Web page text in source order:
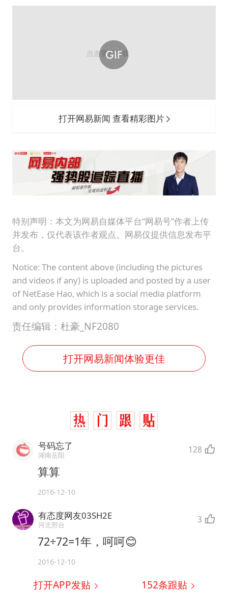
打开网易新闻 查看精彩图片
特别声明：本文为网易自媒体平台“网易号”作者上传
并发布，仅代表该作者观点。网易仅提供信息发布平
台。
Notice: The content above (including the pictures
and videos if any) is uploaded and posted by a user
of NetEase Hao, which is a social media platform
and only provides information storage services.
责任编辑：杜豪_NF2080
打开网易新闻体验更佳
号码忘了
湖南岳阳 128
算算
2016-12-10
有态度网友03SH2E
河北邢台 3
72÷72=1年，呵呵😊
2016-12-10
打开APP发贴 152条跟贴